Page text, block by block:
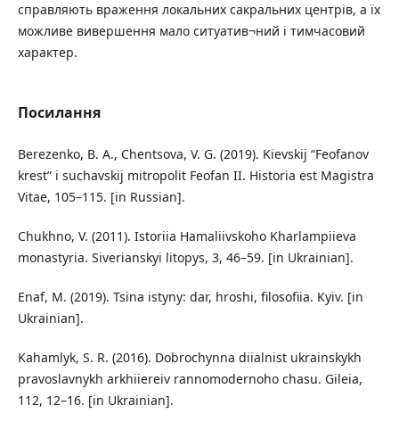
справляють враження локальних сакральних центрів, а їх
можливе вивершення мало ситуатив¬ний і тимчасовий
характер.
Посилання
Berezenko, B. A., Chentsova, V. G. (2019). Kievskij “Feofanov
krest” i suchavskij mitropolit Feofan II. Historia est Magistra
Vitae, 105–115. [in Russian].
Chukhno, V. (2011). Istoriia Hamaliivskoho Kharlampiieva
monastyria. Siverianskyi litopys, 3, 46–59. [in Ukrainian].
Enaf, M. (2019). Tsina istyny: dar, hroshi, filosofiia. Kyiv. [in
Ukrainian].
Kahamlyk, S. R. (2016). Dobrochynna diialnist ukrainskykh
pravoslavnykh arkhiiereiv rannomodernoho chasu. Gileia,
112, 12–16. [in Ukrainian].